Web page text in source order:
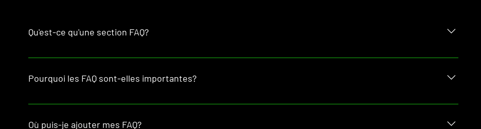
Qu'est-ce qu'une section FAQ?
Une section FAQ peut être utilisée pour répondre rapidement aux questions fréquemment posées sur votre entreprise.
service?».
Pourquoi les FAQ sont-elles importantes?
Les FAQ sont un excellent moyen d'aider les visiteurs à trouver rapidement des réponses aux questions courantes sur
Où puis-je ajouter mes FAQ?